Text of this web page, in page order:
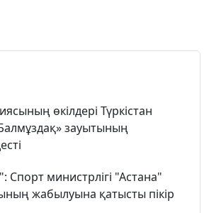
өкілдері Түркістан
зауытының
министрлігі "Астана"
жабылуына қатысты пікір